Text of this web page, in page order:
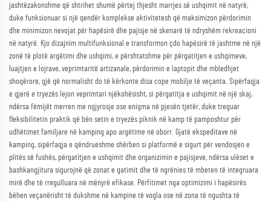
jashtëzakonshme që shtrihet shumë përtej thjesht marrjes së ushqimit në natyrë,
duke funksionuar si një qendër komplekse aktivitetesh që maksimizon përdorimin
dhe minimizon nevojat për hapësirë dhe pajisje në skenarë të ndryshëm rekreacioni
në natyrë. Kjo dizajnim multifunksional e transformon çdo hapësirë të jashtme në një
zonë të plotë argëtimi dhe ushqimi, e përshtatshme për përgatitjen e ushqimeve,
luajtjen e lojrave, veprimtaritë artizanale, përdorimin e laptopit dhe mbledhjet
shoqërore, gjë që normalisht do të kërkonte disa cope mobilje të veçanta. Sipërfaqja
e gjerë e tryezës lejon veprimtari njëkohësisht, si përgatitja e ushqimit në një skaj,
ndërsa fëmijët merren me ngjyrosje ose enigma në pjesën tjetër, duke treguar
fleksibilitetin praktik që bën setin e tryezës piknik në kamp të pamposhtur për
udhëtimet familjare në kamping apo argëtime në oborr. Gjatë ekspeditave në
kamping, sipërfaqja e qëndrueshme shërben si platformë e sigurt për vendosjen e
plitës së fushës, përgatitjen e ushqimit dhe organizimin e pajisjeve, ndërsa ulëset e
bashkangjitura sigurojnë që zonat e gatimit dhe të ngrënies të mbeten të integruara
mirë dhe të rregulluara në mënyrë efikase. Përfitimet nga optimizimi i hapësirës
bëhen veçanërisht të dukshme në kampine të vogla ose në zona të ngushta të